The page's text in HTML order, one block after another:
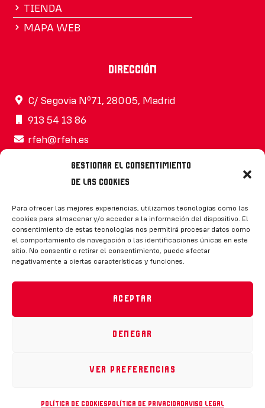
Gestionar el consentimiento
de las cookies
Para ofrecer las mejores experiencias, utilizamos tecnologías como las
cookies para almacenar y/o acceder a la información del dispositivo. El
consentimiento de estas tecnologías nos permitirá procesar datos como
el comportamiento de navegación o las identificaciones únicas en este
sitio. No consentir o retirar el consentimiento, puede afectar
negativamente a ciertas características y funciones.
Aceptar
Denegar
Ver preferencias
Política de cookies Política de privacidadAviso legal
TIENDA
MAPA WEB
Dirección
C/ Segovia Nº71, 28005, Madrid
913 54 13 86
rfeh@rfeh.es
Síguenos
Desarrollado por